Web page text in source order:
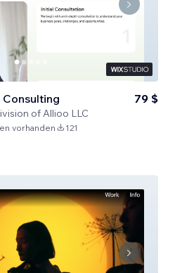
of Allioo LLC
79 $
vorhanden 121